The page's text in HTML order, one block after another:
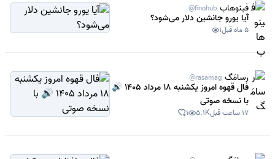
فینوهاب @finohub
آیا یورو جانشین دلار می‌شود؟
5 ماه قبل 1
رسامَگ @rasamag
فال قهوه امروز یکشنبه 18 مرداد 1405 🔊
با نسخه صوتی
17 ساعت قبل 5.1K
1